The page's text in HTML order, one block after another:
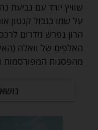
שוויץ יורד עם נביעת
על שמו בגבול קנטון
הרון נפרש מדרום
האלפים של וואלה
מהפסגות המפורסמות